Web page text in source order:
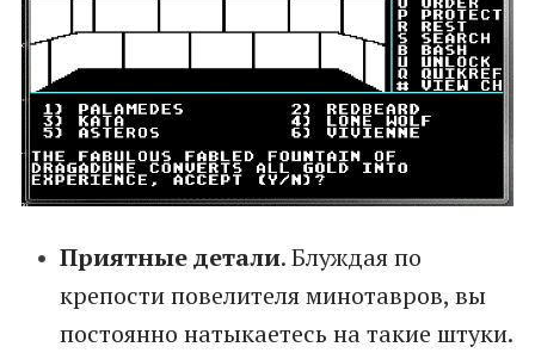
Приятные детали. Блуждая по
крепости повелителя минотавров, вы
постоянно натыкаетесь на такие штуки.